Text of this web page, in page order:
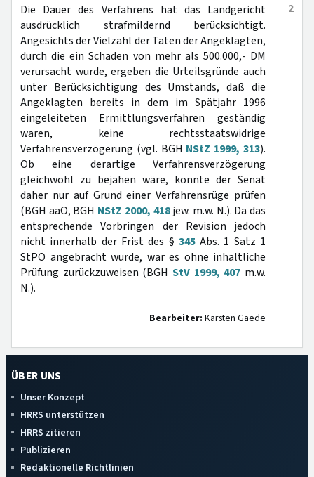
2
Die Dauer des Verfahrens hat das Landgericht
ausdrücklich strafmildernd berücksichtigt.
Angesichts der Vielzahl der Taten der Angeklagten,
durch die ein Schaden von mehr als 500.000,- DM
verursacht wurde, ergeben die Urteilsgründe auch
unter Berücksichtigung des Umstands, daß die
Angeklagten bereits in dem im Spätjahr 1996
eingeleiteten Ermittlungsverfahren geständig
waren, keine rechtsstaatswidrige
Verfahrensverzögerung (vgl. BGH NStZ 1999, 313).
Ob eine derartige Verfahrensverzögerung
gleichwohl zu bejahen wäre, könnte der Senat
daher nur auf Grund einer Verfahrensrüge prüfen
(BGH aaO, BGH NStZ 2000, 418jew. m.w. N.). Da das
entsprechende Vorbringen der Revision jedoch
nicht innerhalb der Frist des § 345Abs. 1 Satz 1
StPO angebracht wurde, war es ohne inhaltliche
Prüfung zurückzuweisen (BGH StV 1999, 407 m.w.
N.).
Bearbeiter: Karsten Gaede
ÜBER UNS
Unser Konzept
HRRS unterstützen
HRRS zitieren
Publizieren
Redaktionelle Richtlinien